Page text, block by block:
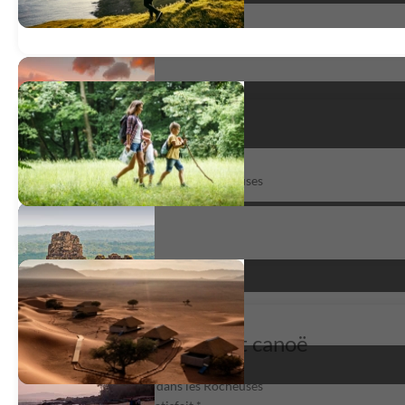
Voyage canada
Randonnée et canoë dans les Rocheuses
satisfait*
Canada: randonnée et canoë
Randonnée et canoë dans les Rocheuses